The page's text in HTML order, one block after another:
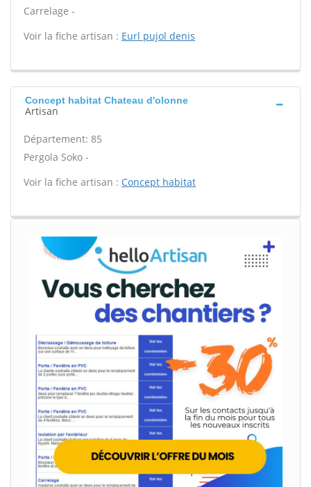
Carrelage -
Voir la fiche artisan : Eurl pujol denis
Concept habitat Chateau d'olonne
Artisan
Département: 85
Pergola Soko -
Voir la fiche artisan : Concept habitat